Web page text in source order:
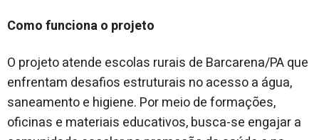
Como funciona o projeto
O projeto atende escolas rurais de Barcarena/PA que
enfrentam desafios estruturais no acesso a água,
saneamento e higiene. Por meio de formações,
oficinas e materiais educativos, busca-se engajar a